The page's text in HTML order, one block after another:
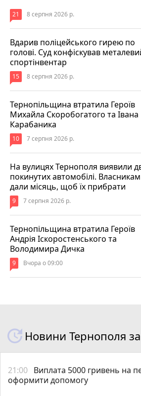
21 8 серпня 2026 р.
Вдарив поліцейського гирею по
голові. Суд конфіскував
спортінвентар
15 8 серпня 2026 р.
Тернопільщина втратила Героїв
Михайла Скоробогатого та Івана
Карабаника
10 7 серпня 2026 р.
На вулицях Тернополя виявили
покинутих автомобілі. Власникам
дали місяць, щоб їх прибрати
9 7 серпня 2026 р.
Тернопільщина втратила Героїв
Андрія Іскоростенського та
Володимира Дичка
9 Вчора о 09:00
Новини Тернополя за
21:00 Виплата 5000 гривень на
оформити допомогу